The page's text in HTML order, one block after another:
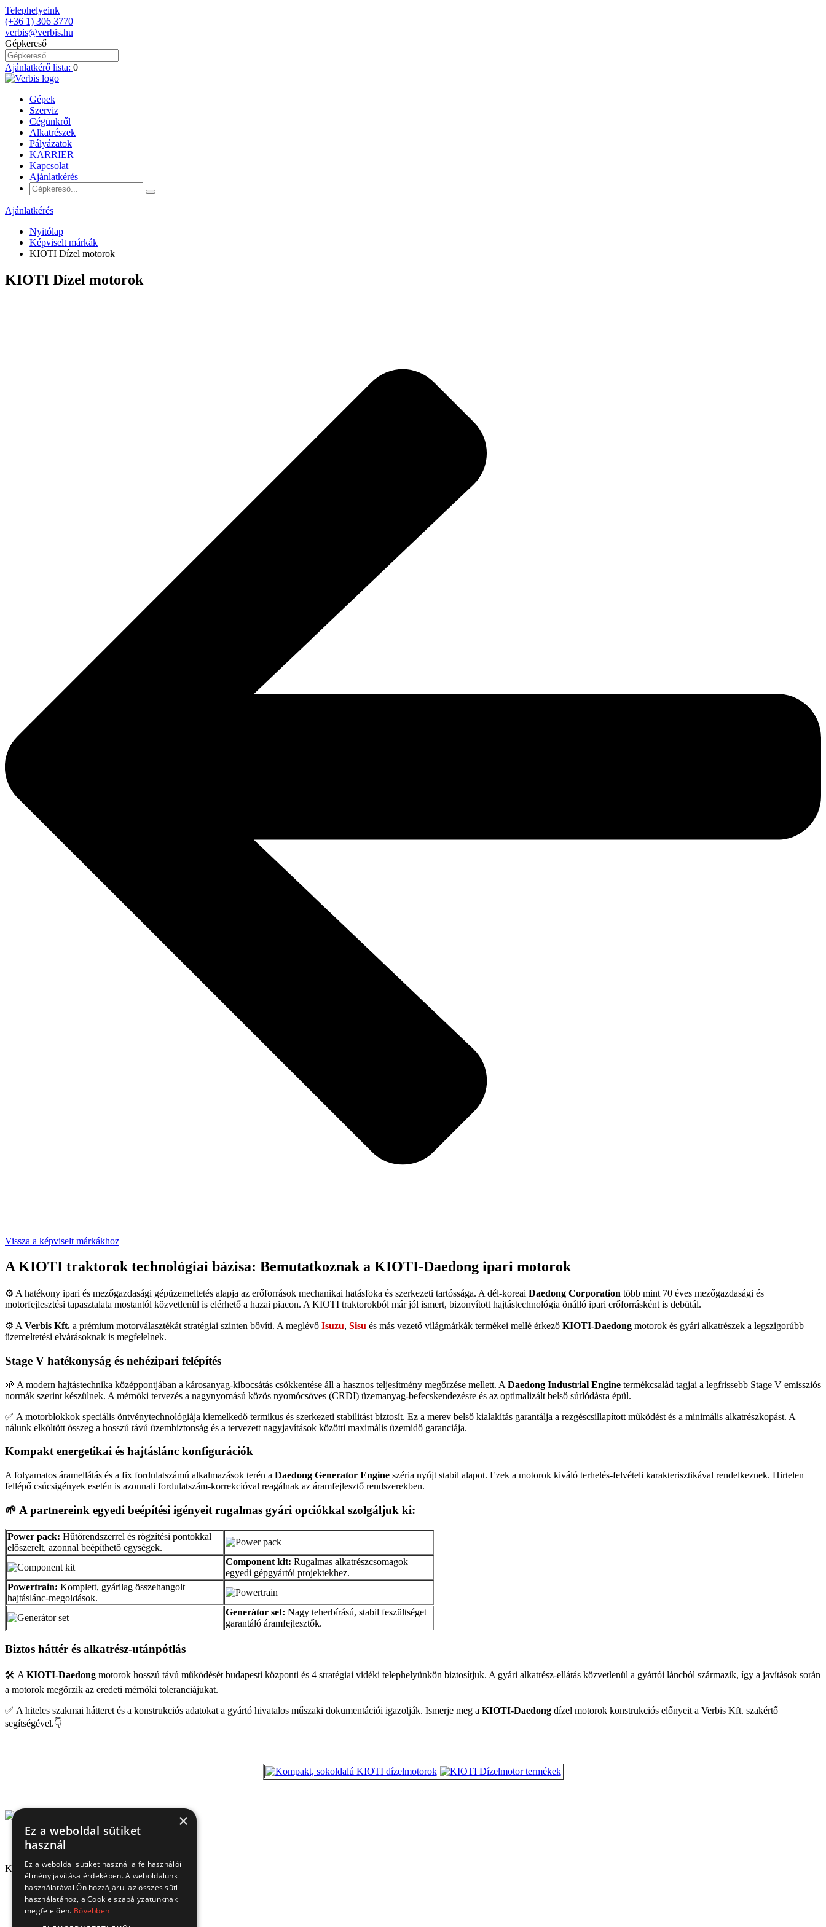
Telephelyeink
(+36 1) 306 3770
verbis@verbis.hu
Gépkereső
Ajánlatkérő lista: 0
Gépek
Szerviz
Cégünkről
Alkatrészek
Pályázatok
KARRIER
Kapcsolat
Ajánlatkérés
Ajánlatkérés
Nyitólap
Képviselt márkák
KIOTI Dízel motorok
KIOTI Dízel motorok
Vissza a képviselt márkákhoz
A KIOTI traktorok technológiai bázisa: Bemutatkoznak a KIOTI-Daedong ipari motorok
⚙️ A hatékony ipari és mezőgazdasági gépüzemeltetés alapja az erőforrások mechanikai hatásfoka és szerkezeti tartóssága. A dél-koreai Daedong Corporation több mint 70 éves mezőgazdasági és
motorfejlesztési tapasztalata mostantól közvetlenül is elérhető a hazai piacon. A KIOTI traktorokból már jól ismert, bizonyított hajtástechnológia önálló ipari erőforrásként is debütál.
⚙️ A Verbis Kft. a prémium motorválasztékát stratégiai szinten bővíti. A meglévő Isuzu, Sisu és más vezető világmárkák termékei mellé érkező KIOTI-Daedong motorok és gyári alkatrészek a legszigorúbb
üzemeltetési elvárásoknak is megfelelnek.
Stage V hatékonyság és nehézipari felépítés
🌱 A modern hajtástechnika középpontjában a károsanyag-kibocsátás csökkentése áll a hasznos teljesítmény megőrzése mellett. A Daedong Industrial Engine termékcsalád tagjai a legfrissebb Stage V emissziós
normák szerint készülnek. A mérnöki tervezés a nagynyomású közös nyomócsöves (CRDI) üzemanyag-befecskendezésre és az optimalizált belső súrlódásra épül.
✅ A motorblokkok speciális öntvénytechnológiája kiemelkedő termikus és szerkezeti stabilitást biztosít. Ez a merev belső kialakítás garantálja a rezgéscsillapított működést és a minimális alkatrészkopást. A
nálunk elköltött összeg a hosszú távú üzembiztonság és a tervezett nagyjavítások közötti maximális üzemidő garanciája.
Kompakt energetikai és hajtáslánc konfigurációk
A folyamatos áramellátás és a fix fordulatszámú alkalmazások terén a Daedong Generator Engine széria nyújt stabil alapot. Ezek a motorok kiváló terhelés-felvételi karakterisztikával rendelkeznek. Hirtelen
fellépő csúcsigények esetén is azonnali fordulatszám-korrekcióval reagálnak az áramfejlesztő rendszerekben.
🌱 A partnereink egyedi beépítési igényeit rugalmas gyári opciókkal szolgáljuk ki:
Power pack: Hűtőrendszerrel és rögzítési pontokkal
előszerelt, azonnal beépíthető egységek.
Component kit: Rugalmas alkatrészcsomagok
egyedi gépgyártói projektekhez.
Powertrain: Komplett, gyárilag összehangolt
hajtáslánc-megoldások.
Generátor set: Nagy teherbírású, stabil feszültséget
garantáló áramfejlesztők.
Biztos háttér és alkatrész-utánpótlás
🛠️ A KIOTI-Daedong motorok hosszú távú működését budapesti központi és 4 stratégiai vidéki telephelyünkön biztosítjuk. A gyári alkatrész-ellátás közvetlenül a gyártói láncból származik, így a javítások során
a motorok megőrzik az eredeti mérnöki toleranciájukat.
✅ A hiteles szakmai hátteret és a konstrukciós adatokat a gyártó hivatalos műszaki dokumentációi igazolják. Ismerje meg a KIOTI-Daedong dízel motorok konstrukciós előnyeit a Verbis Kft. szakértő
segítségével.👇
Kapcsolat
1151 Budapest, Mélyfúró u. 2/E.
3070 Bátonyterenye, Ózdi út 15.
8693 Lengyeltóti, Fonyódi u. 10.
×
Ez a weboldal sütiket
használ
Ez a weboldal sütiket használ a felhasználói
élmény javítása érdekében. A weboldalunk
használatával Ön hozzájárul az összes süti
használatához, a Cookie szabályzatunknak
megfelelően. Bővebben